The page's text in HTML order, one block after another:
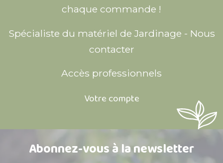
chaque commande !
Spécialiste du matériel de Jardinage - Nous
contacter
Accès professionnels
Votre compte
Abonnez-vous à la newsletter